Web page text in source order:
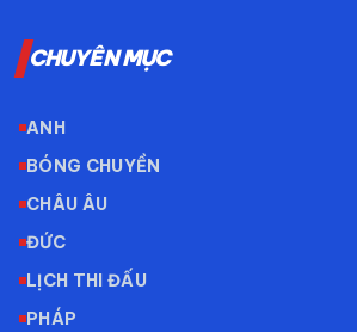
CHUYÊN MỤC
ANH
BÓNG CHUYỀN
CHÂU ÂU
ĐỨC
LỊCH THI ĐẤU
PHÁP